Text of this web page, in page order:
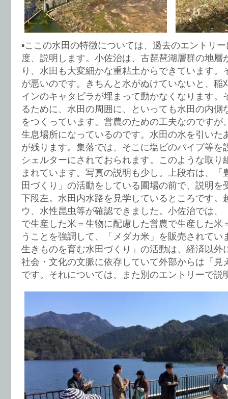
▪︎ここの水田の特徴については、過去のエントリ
度、説明します。小佐治は、古琵琶湖層群の地層
り、水田も大変細かな重粘土からできています。
が悪いのです。きちんと水がぬけていないと、稲
インのキャタピラが埋まって動かなくなります。
るために、水田の周囲に、といっても水田の内側
をつくっています。営農のための工夫なのですが
生息場所になっているのです。水田の水を引いた
が残ります。集落では、そこに塩ビのパイプ等を
シェルターにされておられます。このような取り
まれています。写真の説明も少し。上段右は、「
田づくり」の活動をしている圃場の前で、説明を
下段左。水田内水路を見学しているところです。
ウ、水性昆虫等が確認できました。小佐治では、
で生産した米＝生物に配慮した営農で生産した米
うことを強調して、「メダカ米」を販売されてい
生きものを育む水田づくり」の活動は、経済以外
社会・文化の文脈に依存していて外部からは「見
です。それについては、また別のエントリーで説